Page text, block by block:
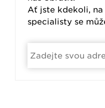
Ať jste kdekoli,
specialisty se